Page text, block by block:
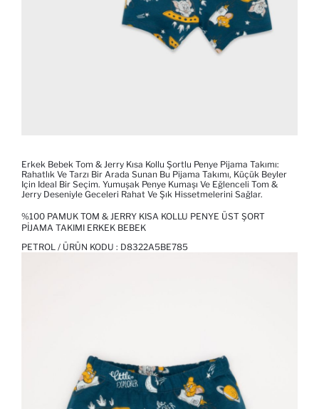
Erkek Bebek Tom & Jerry Kısa Kollu Şortlu Penye Pijama Takımı:
Rahatlık Ve Tarzı Bir Arada Sunan Bu Pijama Takımı, Küçük Beyler
Için Ideal Bir Seçim. Yumuşak Penye Kumaşı Ve Eğlenceli Tom &
Jerry Deseniyle Geceleri Rahat Ve Şık Hissetmelerini Sağlar.
%100 PAMUK TOM & JERRY KISA KOLLU PENYE ÜST ŞORT
PIJAMA TAKIMI ERKEK BEBEK
PETROL / ÜRÜN KODU : D8322A5BE785